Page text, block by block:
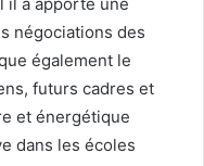
négociations des
également le
futurs cadres et
et énergétique
dans les écoles